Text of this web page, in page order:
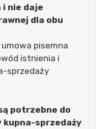
i nie daje
dla obu
pisemna
istnienia i
sprzedaży
potrzebne do
kupna-sprzedaży